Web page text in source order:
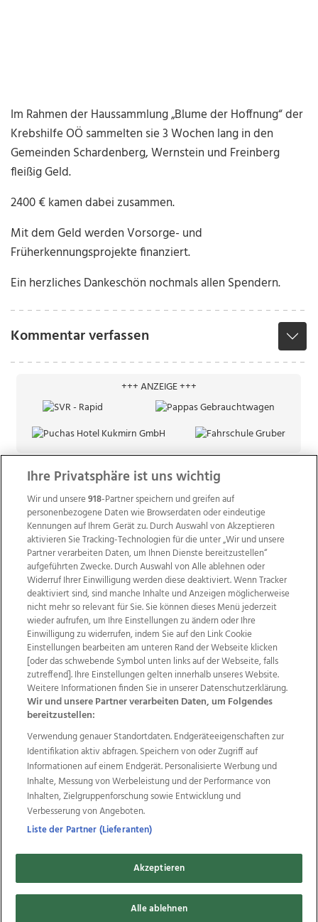
Im Rahmen der Haussammlung „Blume der Hoffnung“ der
Krebshilfe OÖ sammelten sie 3 Wochen lang in den
Gemeinden Schardenberg, Wernstein und Freinberg
fleißig Geld.
2400 € kamen dabei zusammen.
Mit dem Geld werden Vorsorge- und
Früherkennungsprojekte finanziert.
Ein herzliches Dankeschön nochmals allen Spendern.
Kommentar verfassen
+++ ANZEIGE +++
Wir über uns Mediadaten Kontakt
Jobs
Datenschutz
Impressum
AGB Anzeigekunden
AGB Website
Ehrenkodex Politische Werbung
Weitere Angebote des Medienhauses Wimmer
TV1 di-mog-i.at OÖNow
Ischler Woche
Life Radio
OÖNachrichten
OÖN Immobilien
OÖN Karriere
OÖN Reise
Promenaden Galerien
Regionaljobs
wasistlos.at wirtrauern.at
Copyrights © 2026 Tips Zeitungs GmbH & Co KG
developed by
Ihre Privatsphäre ist uns wichtig
Wir und unsere918-Partner speichern und greifen auf
personenbezogene Daten wie Browserdaten oder eindeutige
Kennungen auf Ihrem Gerät zu. Durch Auswahl von Akzeptieren
aktivieren Sie Tracking-Technologien für die unter „Wir und unsere
Partner verarbeiten Daten, um Ihnen Dienste bereitzustellen“
aufgeführten Zwecke. Durch Auswahl von Alle ablehnen oder
Widerruf Ihrer Einwilligung werden diese deaktiviert. Wenn Tracker
deaktiviert sind, sind manche Inhalte und Anzeigen möglicherweise
nicht mehr so relevant für Sie. Sie können dieses Menü jederzeit
wieder aufrufen, um Ihre Einstellungen zu ändern oder Ihre
Einwilligung zu widerrufen, indem Sie auf den Link Cookie
Einstellungen bearbeiten am unteren Rand der Webseite klicken
[oder das schwebende Symbol unten links auf der Webseite, falls
zutreffend]. Ihre Einstellungen gelten innerhalb unseres Website.
Weitere Informationen finden Sie in unserer Datenschutzerklärung.
Wir und unsere Partner verarbeiten Daten, um Folgendes
bereitzustellen:
Verwendung genauer Standortdaten. Endgeräteeigenschaften zur
Identifikation aktiv abfragen. Speichern von oder Zugriff auf
Informationen auf einem Endgerät. Personalisierte Werbung und
Inhalte, Messung von Werbeleistung und der Performance von
Inhalten, Zielgruppenforschung sowie Entwicklung und
Verbesserung von Angeboten.
Liste der Partner (Lieferanten)
Akzeptieren
Alle ablehnen